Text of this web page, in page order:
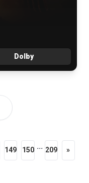
Dolby
149 150 ... 209 »